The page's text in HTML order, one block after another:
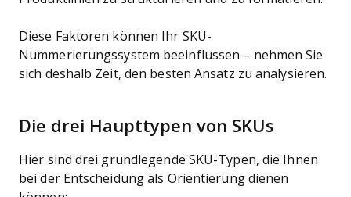
Diese Faktoren können Ihr SKU-
Nummerierungssystem beeinflussen – nehmen Sie
sich deshalb Zeit, den besten Ansatz zu analysieren.
Die drei Haupttypen von SKUs
Hier sind drei grundlegende SKU-Typen, die Ihnen
bei der Entscheidung als Orientierung dienen